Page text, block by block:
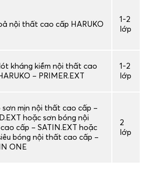
nội thất cao cấp HARUKO
1-2
lớp
kháng kiềm nội thất cao
– PRIMER.EXT
1-2
lớp
sơn mịn nội thất cao cấp –
hoặc sơn bóng nội
cấp – SATIN.EXT hoặc
bóng nội thất cao cấp –
ONE
2
lớp